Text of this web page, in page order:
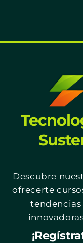
Descubre
ofrecerte